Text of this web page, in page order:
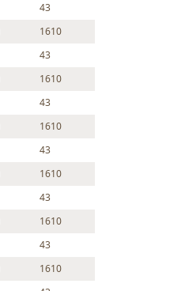
43
1610
43
1610
43
1610
43
1610
43
1610
43
1610